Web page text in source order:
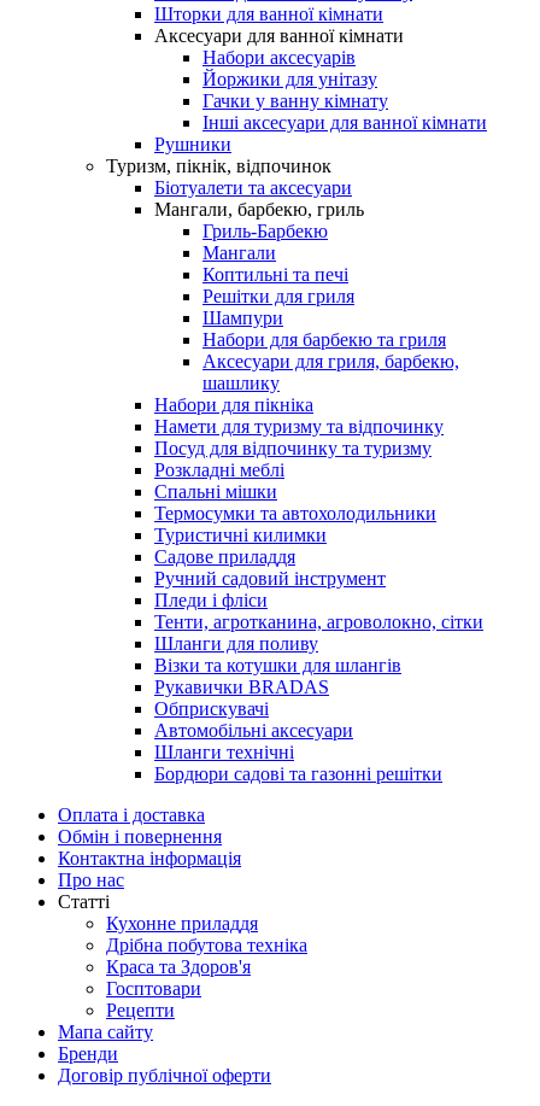
Шторки для ванної кімнати
Аксесуари для ванної кімнати
Набори аксесуарів
Йоржики для унітазу
Гачки у ванну кімнату
Інші аксесуари для ванної кімнати
Рушники
Туризм, пікнік, відпочинок
Біотуалети та аксесуари
Мангали, барбекю, гриль
Гриль-Барбекю
Мангали
Коптильні та печі
Решітки для гриля
Шампури
Набори для барбекю та гриля
Аксесуари для гриля, барбекю,
шашлику
Набори для пікніка
Намети для туризму та відпочинку
Посуд для відпочинку та туризму
Розкладні меблі
Спальні мішки
Термосумки та автохолодильники
Туристичні килимки
Садове приладдя
Ручний садовий інструмент
Пледи і фліси
Тенти, агротканина, агроволокно, сітки
Шланги для поливу
Візки та котушки для шлангів
Рукавички BRADAS
Обприскувачі
Автомобільні аксесуари
Шланги технічні
Бордюри садові та газонні решітки
Оплата і доставка
Обмін і повернення
Контактна інформація
Про нас
Статті
Кухонне приладдя
Дрібна побутова техніка
Краса та Здоров'я
Госптовари
Рецепти
Мапа сайту
Бренди
Договір публічної оферти